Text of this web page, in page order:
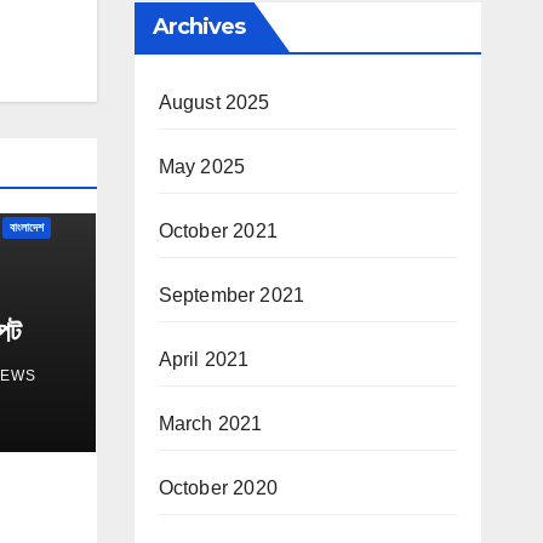
বাংলাদেশ
Archives
August 2025
May 2025
October 2021
September 2021
April 2021
March 2021
October 2020